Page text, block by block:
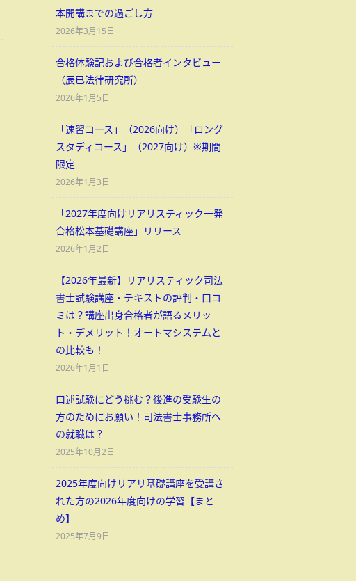
本開講までの過ごし方
2026年3月15日
合格体験記および合格者インタビュー
（辰已法律研究所）
2026年1月5日
「速習コース」（2026向け）「ロング
スタディコース」（2027向け）※期間
限定
2026年1月3日
「2027年度向けリアリスティック一発
合格松本基礎講座」リリース
2026年1月2日
【2026年最新】リアリスティック司法
書士試験講座・テキストの評判・口コ
ミは？講座出身合格者が語るメリッ
ト・デメリット！オートマシステムと
の比較も！
2026年1月1日
口述試験にどう挑む？後進の受験生の
方のためにお願い！司法書士事務所へ
の就職は？
2025年10月2日
2025年度向けリアリ基礎講座を受講さ
れた方の2026年度向けの学習【まと
め】
2025年7月9日